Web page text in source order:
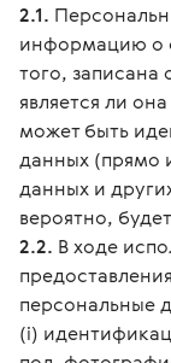
2.1.
информацию о
того,
является ли
может быть
данных (прямо
данных и
вероятно,
2.2. В ходе
персональные
(i)